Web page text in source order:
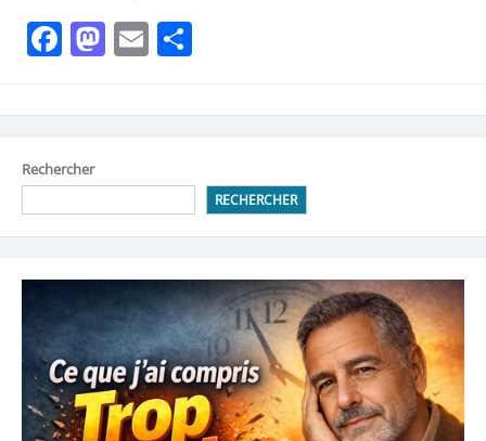
Facebook
Mastodon
Email
Rechercher
RECHERCHER